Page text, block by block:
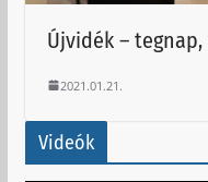
Újvidék –
2021.01.21.
Videók